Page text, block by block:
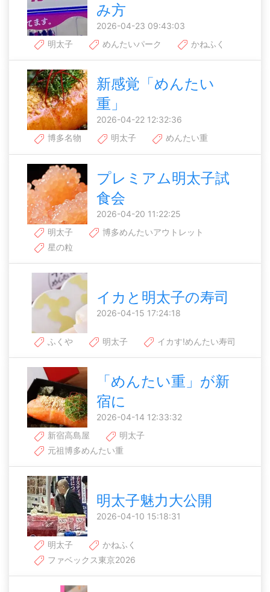
み方
2026-04-23 09:43:03
明太子
めんたいパーク かねふく
新感覚「めんたい
重」
2026-04-22 12:32:36
博多名物
明太子 めんたい重
プレミアム明太子試
食会
2026-04-20 11:22:25
明太子
博多めんたいアウトレット
星の粒
イカと明太子の寿司
2026-04-15 17:24:18
ふくや 明太子 イカす!めんたい寿司
「めんたい重」が新
宿に
2026-04-14 12:33:32
新宿高島屋
明太子
元祖博多めんたい重
明太子魅力大公開
2026-04-10 15:18:31
明太子
かねふく
ファベックス東京2026